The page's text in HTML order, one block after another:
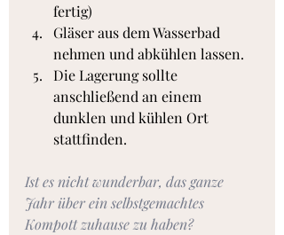
fertig)
Gläser aus dem Wasserbad
nehmen und abkühlen lassen.
Die Lagerung sollte
anschließend an einem
dunklen und kühlen Ort
stattfinden.
Ist es nicht wunderbar, das ganze
Jahr über ein selbstgemachtes
Kompott zuhause zu haben?